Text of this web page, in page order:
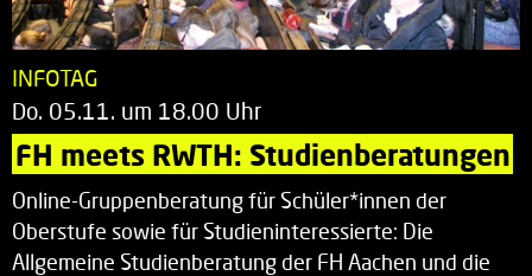
INFOTAG
Do. 05.11. um 18.00 Uhr
FH meets RWTH: Studienberatungen
Online-Gruppenberatung für Schüler*innen der
Oberstufe sowie für Studieninteressierte: Die
Allgemeine Studienberatung der FH Aachen und die